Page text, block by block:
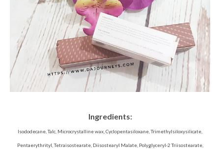
Ingredients:
Isododecane, Talc, Microcrystalline wax, Cyclopentasiloxane, Trimethylsiloxysilicate,
Pentaerythrityl, Tetraisostearate, Diisostearyl Malate, Polyglyceryl-2 Triisostearate,